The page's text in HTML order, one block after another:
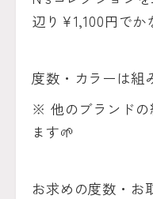
辺り ¥1,100円でか
度数・カラーは組
※ 他のブランド
ます🌱
お求めの度数・お